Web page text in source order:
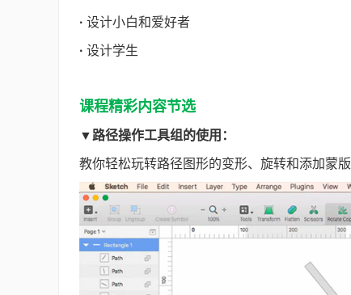
· 设计小白和爱好者
· 设计学生
课程精彩内容节选
▼ 路径操作工具组的使用：
教你轻松玩转路径图形的变形、旋转和添加蒙版